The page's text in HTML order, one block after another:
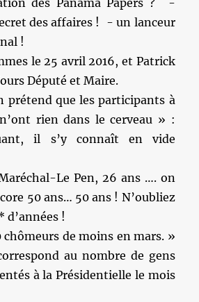
des affaires ! - un lanceur
!
le 25 avril 2016, et Patrick
Député et Maire.
prétend que les participants à
rien dans le cerveau » :
il s’y connaît en vide
Le Pen, 26 ans …. on
50 ans… 50 ans ! N’oubliez
!
de moins en mars. »
au nombre de gens
à la Présidentielle le mois